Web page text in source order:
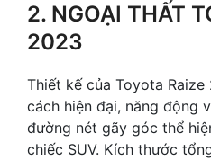
2. NGOẠI THẤT
2023
Thiết kế của Toyota
cách hiện đại, năng động
đường nét gãy góc thể
chiếc SUV. Kích thước